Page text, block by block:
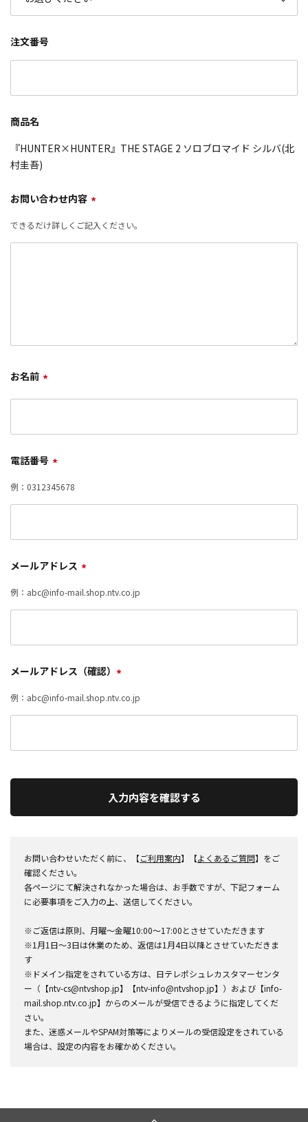
注文番号
商品名
『HUNTER×HUNTER』THE STAGE 2 ソロブロマイド シルバ(北
村圭吾)
お問い合わせ内容 *
できるだけ詳しくご記入ください。
お名前 *
電話番号 *
例：0312345678
メールアドレス *
例：abc@info-mail.shop.ntv.co.jp
メールアドレス（確認） *
例：abc@info-mail.shop.ntv.co.jp
入力内容を確認する
お問い合わせいただく前に、【ご利用案内】【よくあるご質問】をご
確認ください。
各ページにて解決されなかった場合は、お手数ですが、下記フォーム
に必要事項をご入力の上、送信してください。
※ご返信は原則、月曜～金曜10:00～17:00とさせていただきます
※1月1日～3日は休業のため、返信は1月4日以降とさせていただきま
す
※ドメイン指定をされている方は、日テレポシュレカスタマーセンタ
ー（【ntv-cs@ntvshop.jp】【ntv-info@ntvshop.jp】）および【info-
mail.shop.ntv.co.jp】からのメールが受信できるように指定してくだ
さい。
また、迷惑メールやSPAM対策等によりメールの受信設定をされている
場合は、設定の内容をお確かめください。